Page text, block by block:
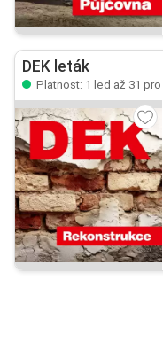
DEK leták
Platnost: 1 led až 31 pro